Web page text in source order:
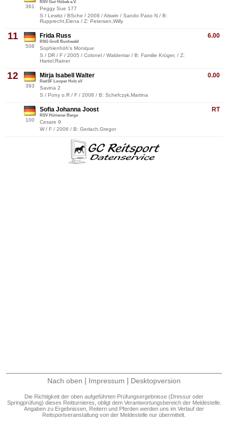
361
RSV Gut Höbek e.V.
Peggy Sue 177
S / Lewitz / BSche / 2008 / Alswin / Sando Paso N / B:
Rupprecht,Elena / Z: Petersen,Willy
11
508
6.00
Frida Russ
RSG Groß Buchwald
Sophienhöh's Monique
S / DR / F / 2005 / Colonel / Waldemar / B: Familie Krüger, / Z:
Hartel,Rainer
12
393
0.00
Mirja Isabell Walter
ReitSF Looper Holz eV
Savina 2
S / Pony o.R / F / 2008 / B: Schefczyk,Martina
100
RT
Sofia Johanna Joost
RSV Hüttener Berge
Cesare 9
W / F / 2006 / B: Gerlach,Gregor
Nach oben | Impressum | Desktopversion
Die Richtigkeit der oben aufgeführten Prüfungsergebnisse (Dressur oder
Springprüfung) dieses Reitturnieres, obligt dem Verantwortungsbereich der Meldestelle.
Angaben zu Ergebnissen, Reitern und Pferden werden uns im Verlauf der
Reitsportveranstaltung von der Meldestelle nur übermittelt.